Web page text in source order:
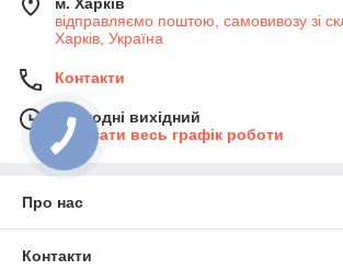
відправляємо поштою, самовивозу зі
Харків, Україна
Контакти
Сьогодні вихідний
Показати весь графік роботи
Про нас
Контакти
КНОПКА
ЗВ'ЯЗКУ